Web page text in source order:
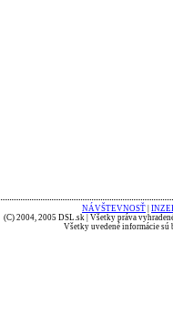
NÁVŠTEVNOSŤ
(C) 2004, 2005 DSL.sk | Všetky práva
Všetky uvedené informácie sú